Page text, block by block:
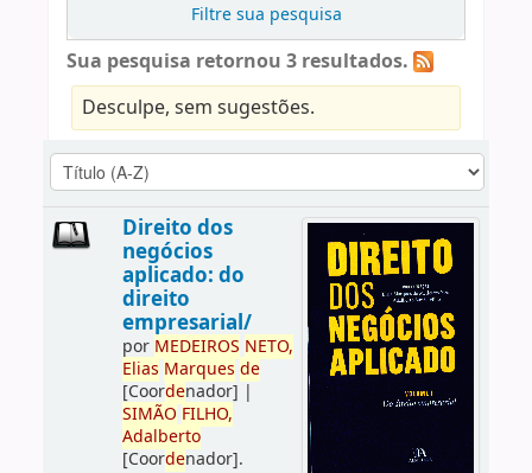
Filtre sua pesquisa
Sua pesquisa retornou 3 resultados.
Desculpe, sem sugestões.
Direito dos
negócios
aplicado: do
direito
empresarial/
por MEDEIROS NETO,
Elias Marques de
[Coordenador] |
SIMÃO FILHO,
Adalberto
[Coordenador].